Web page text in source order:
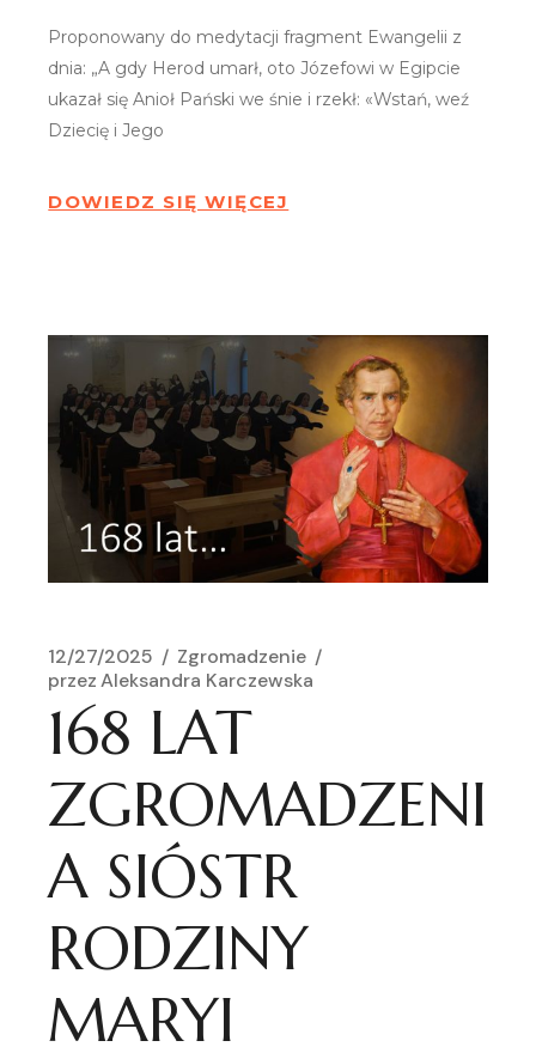
Proponowany do medytacji fragment Ewangelii z
dnia: „A gdy Herod umarł, oto Józefowi w Egipcie
ukazał się Anioł Pański we śnie i rzekł: «Wstań, weź
Dziecię i Jego
DOWIEDZ SIĘ WIĘCEJ
12/27/2025
Zgromadzenie
przez Aleksandra Karczewska
168 LAT
ZGROMADZENI
A SIÓSTR
RODZINY
MARYI